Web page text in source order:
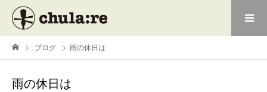
ブログ 雨の休日は
雨の休日は